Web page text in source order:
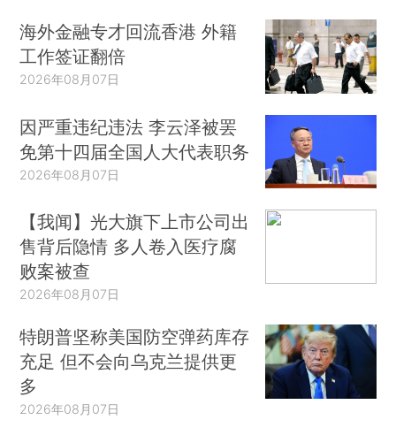
海外金融专才回流香港 外籍
工作签证翻倍
2026年08月07日
因严重违纪违法 李云泽被罢
免第十四届全国人大代表职务
2026年08月07日
【我闻】光大旗下上市公司出
售背后隐情 多人卷入医疗腐
败案被查
2026年08月07日
特朗普坚称美国防空弹药库存
充足 但不会向乌克兰提供更
多
2026年08月07日